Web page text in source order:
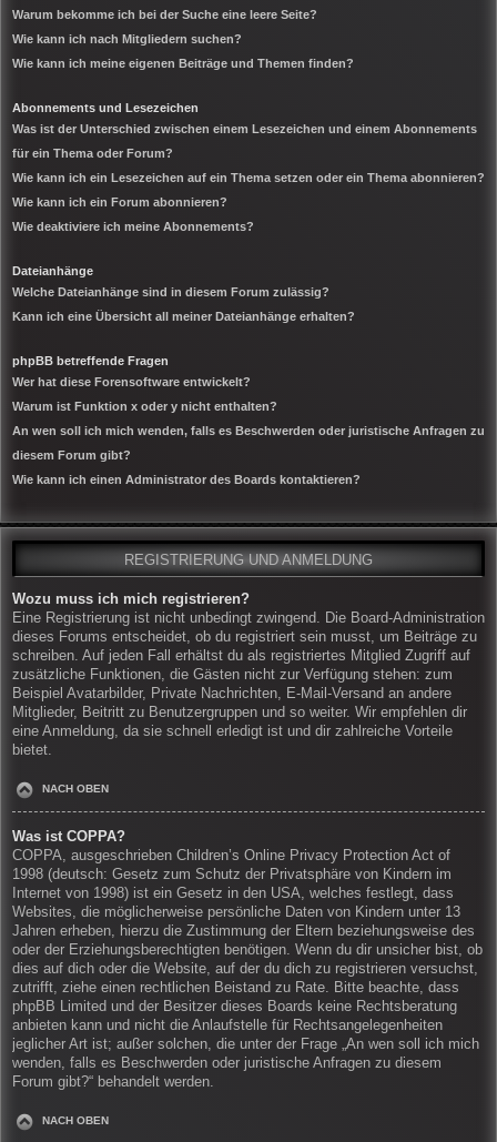
Warum bekomme ich bei der Suche eine leere Seite?
Wie kann ich nach Mitgliedern suchen?
Wie kann ich meine eigenen Beiträge und Themen finden?
Abonnements und Lesezeichen
Was ist der Unterschied zwischen einem Lesezeichen und einem Abonnements
für ein Thema oder Forum?
Wie kann ich ein Lesezeichen auf ein Thema setzen oder ein Thema abonnieren?
Wie kann ich ein Forum abonnieren?
Wie deaktiviere ich meine Abonnements?
Dateianhänge
Welche Dateianhänge sind in diesem Forum zulässig?
Kann ich eine Übersicht all meiner Dateianhänge erhalten?
phpBB betreffende Fragen
Wer hat diese Forensoftware entwickelt?
Warum ist Funktion x oder y nicht enthalten?
An wen soll ich mich wenden, falls es Beschwerden oder juristische Anfragen zu
diesem Forum gibt?
Wie kann ich einen Administrator des Boards kontaktieren?
REGISTRIERUNG UND ANMELDUNG
Wozu muss ich mich registrieren?
Eine Registrierung ist nicht unbedingt zwingend. Die Board-Administration
dieses Forums entscheidet, ob du registriert sein musst, um Beiträge zu
schreiben. Auf jeden Fall erhältst du als registriertes Mitglied Zugriff auf
zusätzliche Funktionen, die Gästen nicht zur Verfügung stehen: zum
Beispiel Avatarbilder, Private Nachrichten, E-Mail-Versand an andere
Mitglieder, Beitritt zu Benutzergruppen und so weiter. Wir empfehlen dir
eine Anmeldung, da sie schnell erledigt ist und dir zahlreiche Vorteile
bietet.
NACH OBEN
Was ist COPPA?
COPPA, ausgeschrieben Children’s Online Privacy Protection Act of
1998 (deutsch: Gesetz zum Schutz der Privatsphäre von Kindern im
Internet von 1998) ist ein Gesetz in den USA, welches festlegt, dass
Websites, die möglicherweise persönliche Daten von Kindern unter 13
Jahren erheben, hierzu die Zustimmung der Eltern beziehungsweise des
oder der Erziehungsberechtigten benötigen. Wenn du dir unsicher bist, ob
dies auf dich oder die Website, auf der du dich zu registrieren versuchst,
zutrifft, ziehe einen rechtlichen Beistand zu Rate. Bitte beachte, dass
phpBB Limited und der Besitzer dieses Boards keine Rechtsberatung
anbieten kann und nicht die Anlaufstelle für Rechtsangelegenheiten
jeglicher Art ist; außer solchen, die unter der Frage „An wen soll ich mich
wenden, falls es Beschwerden oder juristische Anfragen zu diesem
Forum gibt?“ behandelt werden.
NACH OBEN